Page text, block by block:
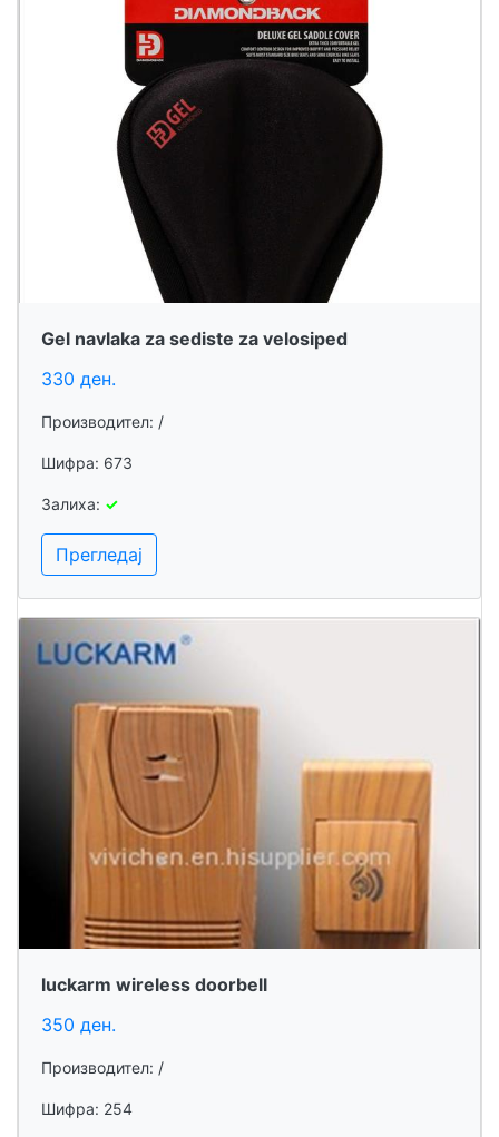
Gel navlaka za sediste za velosiped
330 ден.
Производител: /
Шифра: 673
Залиха: ✓
Прегледај
luckarm wireless doorbell
350 ден.
Производител: /
Шифра: 254